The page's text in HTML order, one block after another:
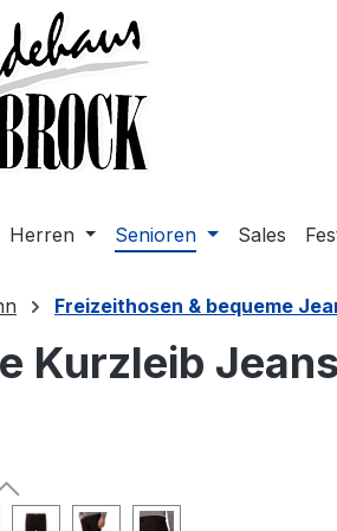
springen
Herren Senioren Sales
Freizeithosen & bequeme
Kurzleib